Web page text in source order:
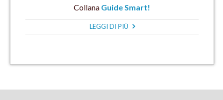
Collana Guide Smart!
LEGGI DI PIÙ